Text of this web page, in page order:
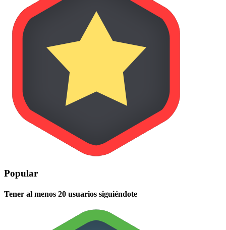
Popular
Tener al menos 20 usuarios siguiéndote